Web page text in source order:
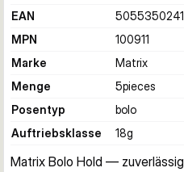
EAN
MPN
100911
Marke
Matrix
Menge
5pieces
Posentyp
bolo
Auftriebsklasse
18g
Matrix Bolo Hold —